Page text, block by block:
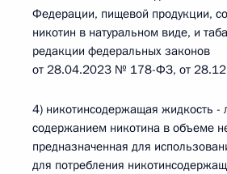
Федерации, пищевой продукции,
никотин в натуральном виде, и
редакции федеральных законов
от 28.04.2023 № 178-ФЗ, от
4) никотинсодержащая жидкость -
содержанием никотина в объеме
предназначенная для
для потребления